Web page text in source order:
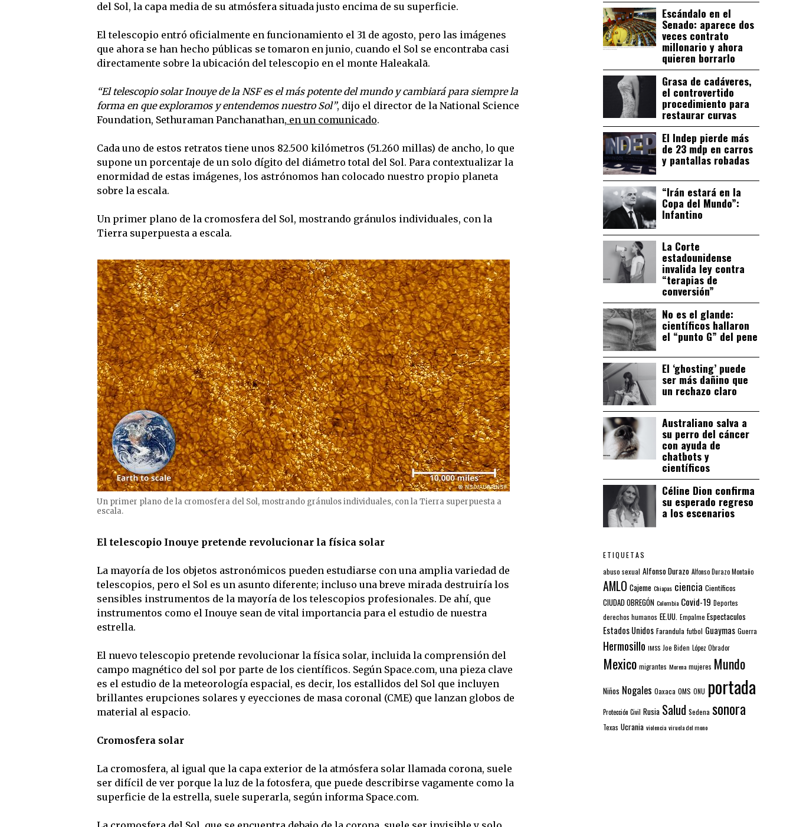
del Sol, la capa media de su atmósfera situada justo encima de su superficie.
El telescopio entró oficialmente en funcionamiento el 31 de agosto, pero las imágenes
que ahora se han hecho públicas se tomaron en junio, cuando el Sol se encontraba casi
directamente sobre la ubicación del telescopio en el monte Haleakalā.
“El telescopio solar Inouye de la NSF es el más potente del mundo y cambiará para siempre la
forma en que exploramos y entendemos nuestro Sol”, dijo el director de la National Science
Foundation, Sethuraman Panchanathan, en un comunicado.
Cada uno de estos retratos tiene unos 82.500 kilómetros (51.260 millas) de ancho, lo que
supone un porcentaje de un solo dígito del diámetro total del Sol. Para contextualizar la
enormidad de estas imágenes, los astrónomos han colocado nuestro propio planeta
sobre la escala.
Un primer plano de la cromosfera del Sol, mostrando gránulos individuales, con la
Tierra superpuesta a escala.
Un primer plano de la cromosfera del Sol, mostrando gránulos individuales, con la Tierra superpuesta a
escala.
El telescopio Inouye pretende revolucionar la física solar
La mayoría de los objetos astronómicos pueden estudiarse con una amplia variedad de
telescopios, pero el Sol es un asunto diferente; incluso una breve mirada destruiría los
sensibles instrumentos de la mayoría de los telescopios profesionales. De ahí, que
instrumentos como el Inouye sean de vital importancia para el estudio de nuestra
estrella.
El nuevo telescopio pretende revolucionar la física solar, incluida la comprensión del
campo magnético del sol por parte de los científicos. Según Space.com, una pieza clave
es el estudio de la meteorología espacial, es decir, los estallidos del Sol que incluyen
brillantes erupciones solares y eyecciones de masa coronal (CME) que lanzan globos de
material al espacio.
Cromosfera solar
La cromosfera, al igual que la capa exterior de la atmósfera solar llamada corona, suele
ser difícil de ver porque la luz de la fotosfera, que puede describirse vagamente como la
superficie de la estrella, suele superarla, según informa Space.com.
Escándalo en el
Senado: aparece dos
veces contrato
millonario y ahora
quieren borrarlo
Grasa de cadáveres,
el controvertido
procedimiento para
restaurar curvas
El Indep pierde más
de 23 mdp en carros
y pantallas robadas
“Irán estará en la
Copa del Mundo”:
Infantino
La Corte
estadounidense
invalida ley contra
“terapias de
conversión”
No es el glande:
científicos hallaron
el “punto G” del pene
El ‘ghosting’ puede
ser más dañino que
un rechazo claro
Australiano salva a
su perro del cáncer
con ayuda de
chatbots y
científicos
Céline Dion confirma
su esperado regreso
a los escenarios
ETIQUETAS
abuso sexual Alfonso Durazo Alfonso Durazo Montaño
AMLO Cajeme Chiapas ciencia Científicos
CIUDAD OBREGÓN Colombia Covid-19 Deportes
derechos humanos EE.UU. Empalme Espectaculos
Estados Unidos Farandula futbol Guaymas Guerra
Hermosillo IMSS Joe Biden López Obrador
Mexico migrantes Morena mujeres Mundo
Niños Nogales Oaxaca OMS ONU portada
Protección Civil Rusia Salud Sedena sonora
Texas Ucrania violencia viruela del mono